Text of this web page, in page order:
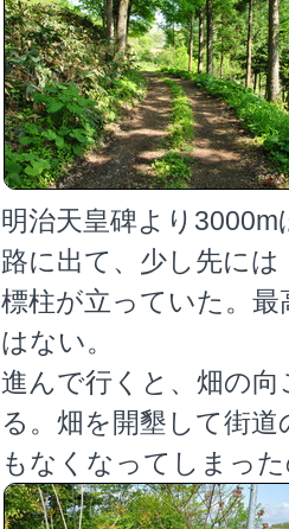
明治天皇碑より
路に出て、少し先には
標柱が立っていた。
はない。
進んで行くと、畑の
る。畑を開墾して街
もなくなってしまっ